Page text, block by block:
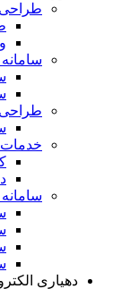
طراحی
خدمات
دهیاری